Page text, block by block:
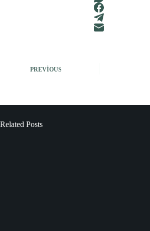
PREVIOUS
Related Posts